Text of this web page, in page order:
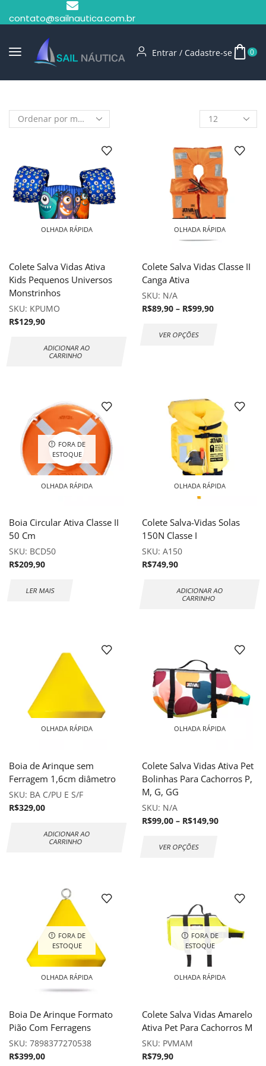
contato@sailnautica.com.br
Entrar / Cadastre-se 0
OLHADA RÁPIDA
Colete Salva Vidas Ativa
Kids Pequenos Universos
Monstrinhos
SKU: KPUMO
R$129,90
ADICIONAR AO
CARRINHO
OLHADA RÁPIDA
Colete Salva Vidas Classe II
Canga Ativa
SKU: N/A
R$89,90 – R$99,90
VER OPÇÕES
FORA DE
ESTOQUE
OLHADA RÁPIDA
Boia Circular Ativa Classe II
50 Cm
SKU: BCD50
R$209,90
LER MAIS
OLHADA RÁPIDA
Colete Salva-Vidas Solas
150N Classe I
SKU: A150
R$749,90
ADICIONAR AO
CARRINHO
OLHADA RÁPIDA
Boia de Arinque sem
Ferragem 1,6cm diâmetro
SKU: BA C/PU E S/F
R$329,00
ADICIONAR AO
CARRINHO
OLHADA RÁPIDA
Colete Salva Vidas Ativa Pet
Bolinhas Para Cachorros P,
M, G, GG
SKU: N/A
R$99,00 – R$149,90
VER OPÇÕES
FORA DE
ESTOQUE
OLHADA RÁPIDA
Boia De Arinque Formato
Pião Com Ferragens
SKU: 7898377270538
R$399,00
FORA DE
ESTOQUE
OLHADA RÁPIDA
Colete Salva Vidas Amarelo
Ativa Pet Para Cachorros M
SKU: PVMAM
R$79,90